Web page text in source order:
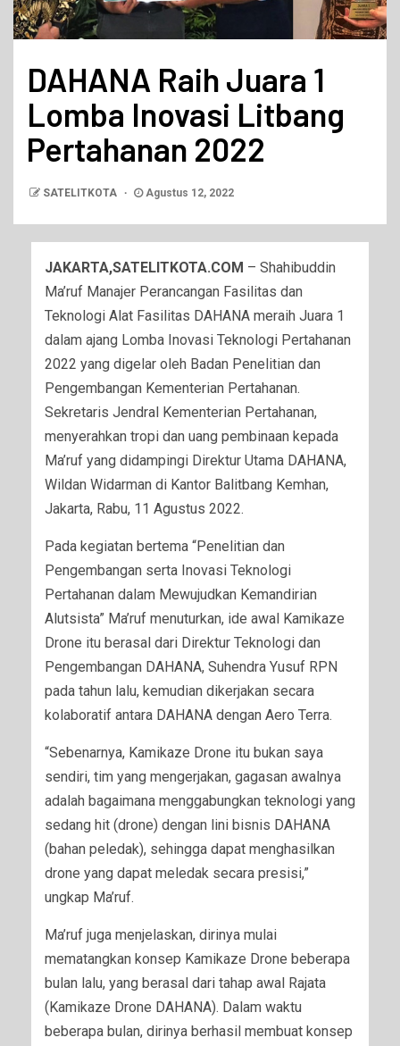
DAHANA Raih Juara 1
Lomba Inovasi Litbang
Pertahanan 2022
SATELITKOTA Agustus 12, 2022
JAKARTA,SATELITKOTA.COM – Shahibuddin
Ma’ruf Manajer Perancangan Fasilitas dan
Teknologi Alat Fasilitas DAHANA meraih Juara 1
dalam ajang Lomba Inovasi Teknologi Pertahanan
2022 yang digelar oleh Badan Penelitian dan
Pengembangan Kementerian Pertahanan.
Sekretaris Jendral Kementerian Pertahanan,
menyerahkan tropi dan uang pembinaan kepada
Ma’ruf yang didampingi Direktur Utama DAHANA,
Wildan Widarman di Kantor Balitbang Kemhan,
Jakarta, Rabu, 11 Agustus 2022.
Pada kegiatan bertema “Penelitian dan
Pengembangan serta Inovasi Teknologi
Pertahanan dalam Mewujudkan Kemandirian
Alutsista” Ma’ruf menuturkan, ide awal Kamikaze
Drone itu berasal dari Direktur Teknologi dan
Pengembangan DAHANA, Suhendra Yusuf RPN
pada tahun lalu, kemudian dikerjakan secara
kolaboratif antara DAHANA dengan Aero Terra.
“Sebenarnya, Kamikaze Drone itu bukan saya
sendiri, tim yang mengerjakan, gagasan awalnya
adalah bagaimana menggabungkan teknologi yang
sedang hit (drone) dengan lini bisnis DAHANA
(bahan peledak), sehingga dapat menghasilkan
drone yang dapat meledak secara presisi,”
ungkap Ma’ruf.
Ma’ruf juga menjelaskan, dirinya mulai
mematangkan konsep Kamikaze Drone beberapa
bulan lalu, yang berasal dari tahap awal Rajata
(Kamikaze Drone DAHANA). Dalam waktu
beberapa bulan, dirinya berhasil membuat konsep